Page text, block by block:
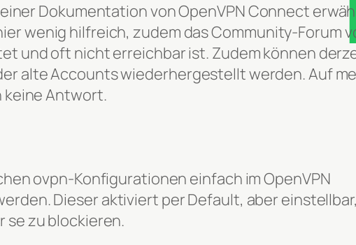
Dokumentation von OpenVPN Connect
wenig hilfreich, zudem das Community-Forum
und oft nicht erreichbar ist. Zudem können
alte Accounts wiederhergestellt werden. Auf
keine Antwort.
ovpn-Konfigurationen einfach im OpenVPN
Dieser aktiviert per Default, aber
se zu blockieren.